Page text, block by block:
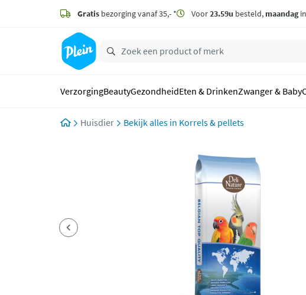
zoeken
hoofdinhoud
Gratis bezorging vanaf 35,- * Voor23.59u besteld, maandag
VerzorgingBeautyGezondheidEten & DrinkenZwanger & Baby
Huisdier Korrels & pellets